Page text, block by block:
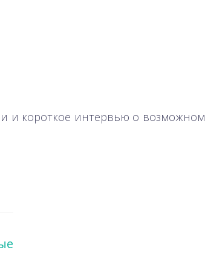
и короткое интервью о возможном